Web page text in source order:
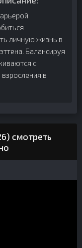
личную жизнь в
Балансируя
с
в
смотреть